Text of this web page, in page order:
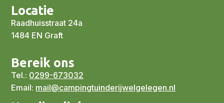
Locatie
Raadhuisstraat 24a
1484 EN Graft
Bereik ons
Tel.: 0299-673032
Email: mail@campingtuinderijwelgelegen.nl